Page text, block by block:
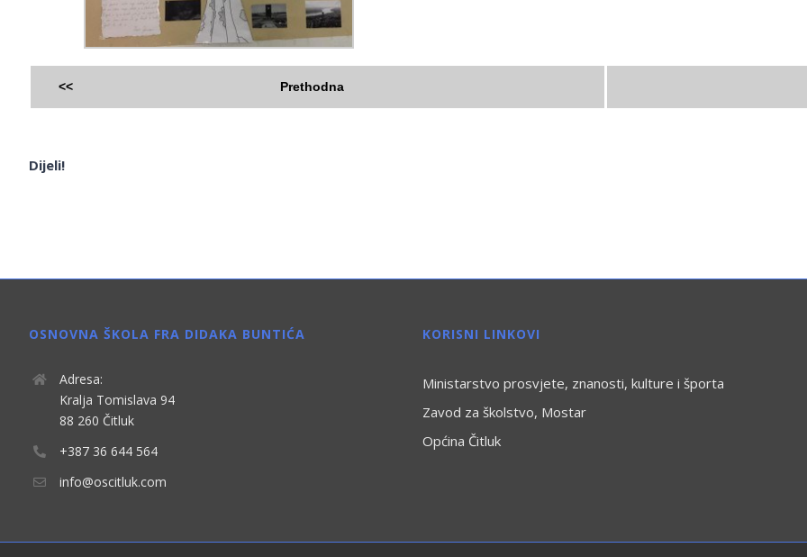
<< Prethodna
Dijeli!
OSNOVNA ŠKOLA FRA DIDAKA BUNTIĆA
Adresa:
Kralja Tomislava 94
88 260 Čitluk
+387 36 644 564
info@oscitluk.com
KORISNI LINKOVI
Ministarstvo prosvjete, znanosti, kulture i športa
Zavod za školstvo, Mostar
Općina Čitluk